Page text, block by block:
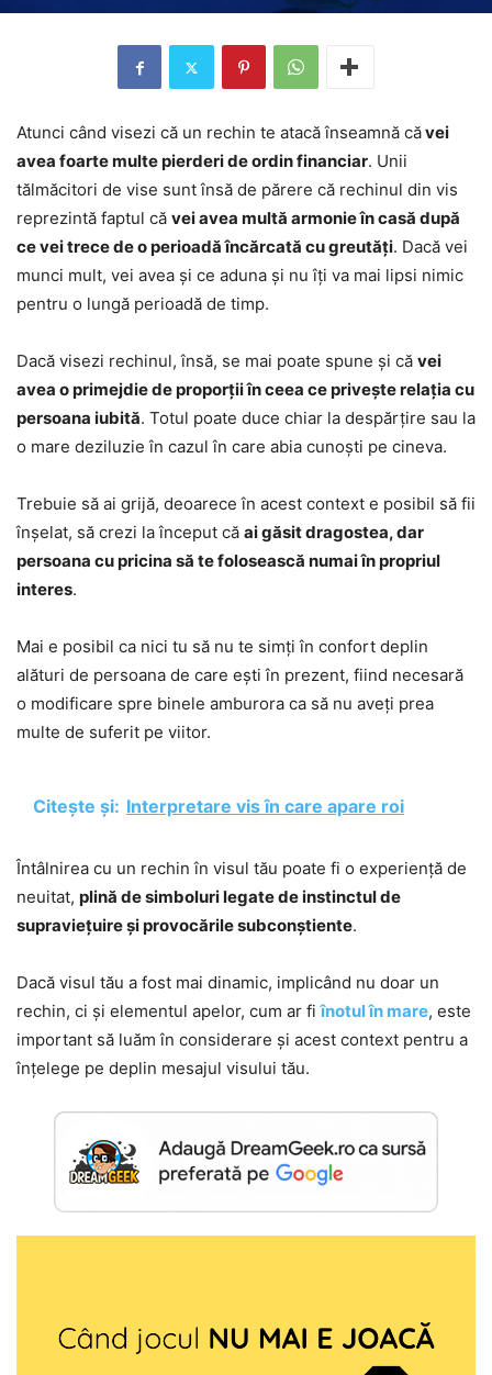
Atunci când visezi că un rechin te atacă înseamnă căvei
avea foarte multe pierderi de ordin financiar. Unii
tălmăcitori de vise sunt însă de părere că rechinul din vis
reprezintă faptul că vei avea multă armonie în casă după
ce vei trece de o perioadă încărcată cu greutăți. Dacă vei
munci mult, vei avea și ce aduna și nu îți va mai lipsi nimic
pentru o lungă perioadă de timp.
Dacă visezi rechinul, însă, se mai poate spune și că vei
avea o primejdie de proporții în ceea ce privește relația cu
persoana iubită. Totul poate duce chiar la despărțire sau la
o mare deziluzie în cazul în care abia cunoști pe cineva.
Trebuie să ai grijă, deoarece în acest context e posibil să fii
înșelat, să crezi la început că ai găsit dragostea, dar
persoana cu pricina să te folosească numai în propriul
interes.
Mai e posibil ca nici tu să nu te simți în confort deplin
alături de persoana de care ești în prezent, fiind necesară
o modificare spre binele amburora ca să nu aveți prea
multe de suferit pe viitor.
Citește și: Interpretare vis în care apare roi
Întâlnirea cu un rechin în visul tău poate fi o experiență de
neuitat, plină de simboluri legate de instinctul de
supraviețuire și provocările subconștiente.
Dacă visul tău a fost mai dinamic, implicând nu doar un
rechin, ci și elementul apelor, cum ar fiînotul în mare, este
important să luăm în considerare și acest context pentru a
înțelege pe deplin mesajul visului tău.